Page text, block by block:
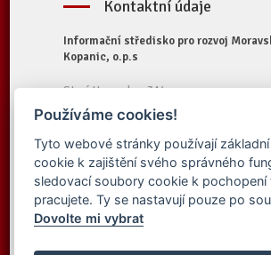
Kontaktní údaje
Informační středisko pro rozvoj
Kopanic, o.p.s
Starý Hrozenkov 314
687 74 Starý Hrozenkov
Tel.:+420 572 696 323
E-mail:
iskopanice@iskopanice.cz
Web:https://www.iskopanice.cz
© 2016 Informační středisko pro rozvoj
Používáme cookies!
Tyto webové stránky používají
cookie k zajištění svého správného
sledovací soubory cookie k pochopení
pracujete. Ty se nastavují pouze po
Dovolte mi vybrat